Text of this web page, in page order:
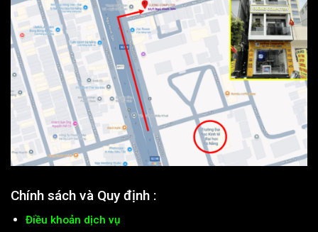
Chính sách và Quy định :
Điều khoản dịch vụ